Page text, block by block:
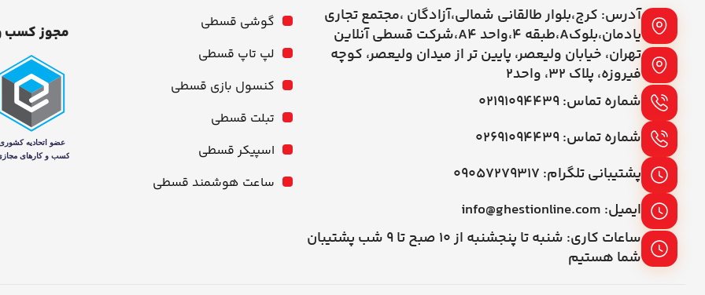
آدرس: کرج،بلوار طالقانی شمالی،آزادگان ،مجتمع تجاری
یادمان،بلوکA،طبقه ۴،واحد A4،شرکت قسطی آنلاین
تهران، خیابان ولیعصر، پایین تر از میدان ولیعصر، کوچه
فیروزه، پلاک 32، واحد2
شماره تماس: ۰۲۱۹۱۰۹۴۴۳۹
شماره تماس: ۰۲۶۹۱۰۹۴۴۳۹
پشتیبانی تلگرام: ۰۹۰۵۷۲۷۹۳۱۷
ایمیل: info@ghestionline.com
ساعات کاری: شنبه تا پنجشنبه از ۱۰ صبح تا ۹ شب پشتیبان
شما هستیم
گوشی قسطی
لپ تاپ قسطی
کنسول بازی قسطی
تبلت قسطی
اسپیکر قسطی
ساعت هوشمند قسطی
مجوز کسب